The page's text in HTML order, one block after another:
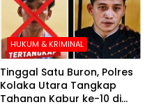
HUKUM & KRIMINAL
Tinggal Satu Buron, Polres
Kolaka Utara Tangkap
Tahanan Kabur ke-10 di